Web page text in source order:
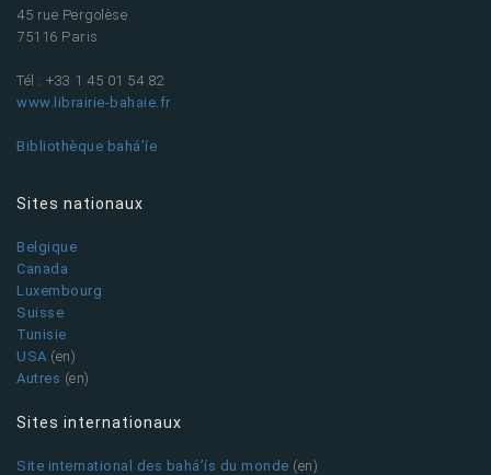
45 rue Pergolèse
75116 Paris
Tél : +33 1 45 01 54 82
www.librairie-bahaie.fr
Bibliothèque bahá’íe
Sites nationaux
Belgique
Canada
Luxembourg
Suisse
Tunisie
USA (en)
Autres (en)
Sites internationaux
Site international des bahá’ís du monde (en)